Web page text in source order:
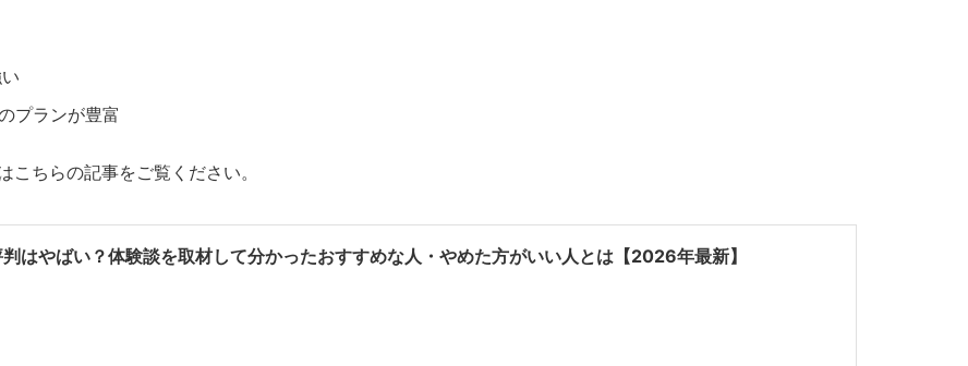
プランが豊富
ちらの記事をご覧ください。
はやばい？体験談を取材して分かったおすすめな人・やめた方がいい人とは【2026年最新】